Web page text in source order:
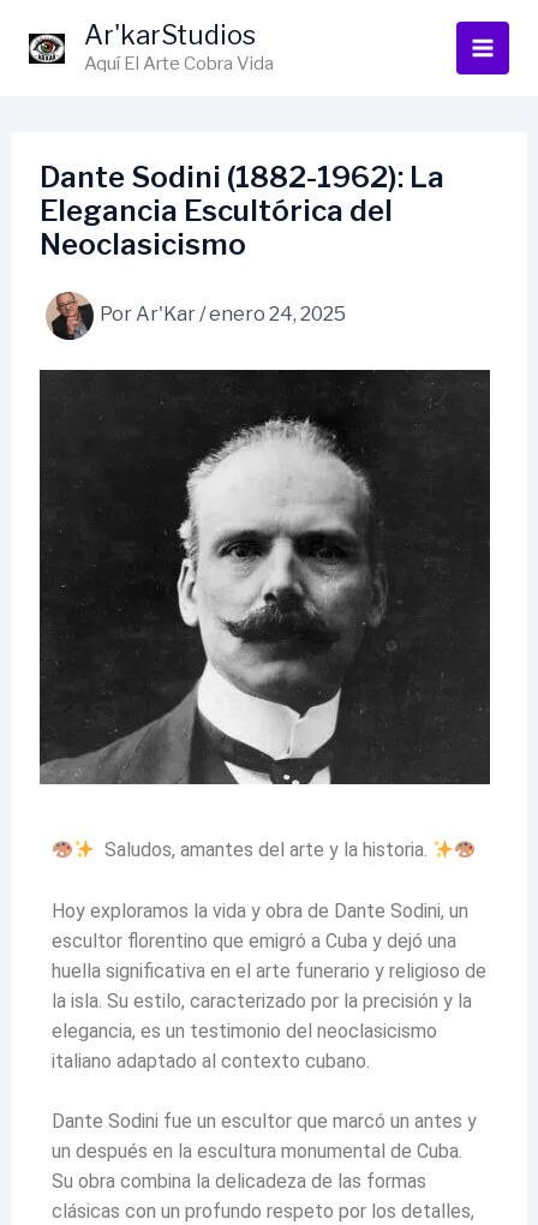
contenido
Ar'karStudios
Aquí El Arte Cobra Vida
Dante Sodini (1882-1962): La
Elegancia Escultórica del
Neoclasicismo
PorAr'Kar/enero 24, 2025
Saludos, amantes del arte y la historia.
Hoy exploramos la vida y obra de Dante Sodini, un
escultor florentino que emigró a Cuba y dejó una
huella significativa en el arte funerario y religioso de
la isla. Su estilo, caracterizado por la precisión y la
elegancia, es un testimonio del neoclasicismo
italiano adaptado al contexto cubano.
Dante Sodini fue un escultor que marcó un antes y
un después en la escultura monumental de Cuba.
Su obra combina la delicadeza de las formas
clásicas con un profundo respeto por los detalles,